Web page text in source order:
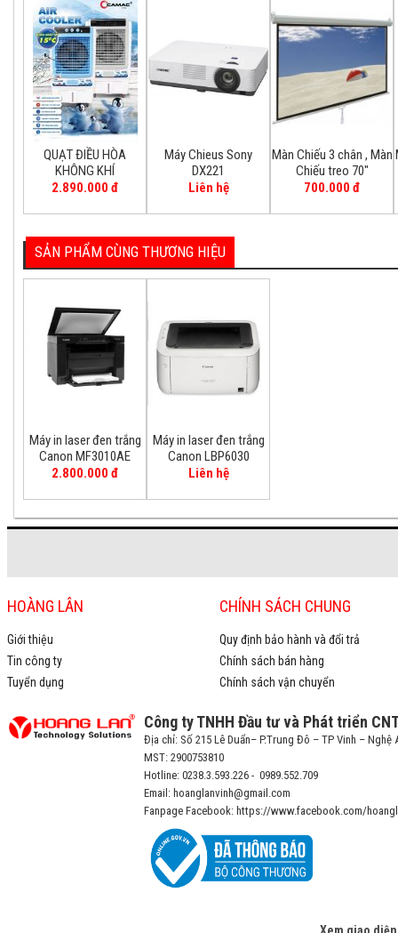
QUẠT ĐIỀU HÒA
KHÔNG KHÍ
2.890.000 đ
Máy Chieus Sony
DX221
Liên hệ
Màn Chiếu 3 chân , Màn
Chiếu treo 70"
700.000 đ
SẢN PHẨM CÙNG THƯƠNG HIỆU
Máy in laser đen trắng
Canon MF3010AE
2.800.000 đ
Máy in laser đen trắng
Canon LBP6030
Liên hệ
HOÀNG LÂN
Giới thiệu
Tin công ty
Tuyển dụng
CHÍNH SÁCH CHUNG
Quy định bảo hành và đổi trả
Chính sách bán hàng
Chính sách vận chuyển
Công ty TNHH Đầu tư và Phát triển
Địa chỉ: Số 215 Lê Duẩn– P.Trung Đô – TP Vinh – Nghệ
MST: 2900753810
Hotline: 0238.3.593.226 - 0989.552.709
Email: hoanglanvinh@gmail.com
Fanpage Facebook: https://www.facebook.com/